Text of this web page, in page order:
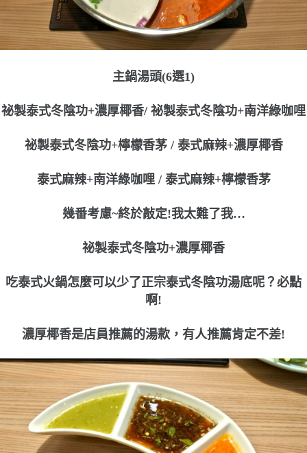
主鍋湯頭(6選1)
祕製泰式冬陰功+濃厚椰香/ 祕製泰式冬陰功+南洋綠咖哩
祕製泰式冬陰功+檸檬香茅 / 泰式麻辣+濃厚椰香
泰式麻辣+南洋綠咖哩 / 泰式麻辣+檸檬香茅
幾番考慮~終於敲定!我太難了我…
祕製泰式冬陰功+濃厚椰香
吃泰式火鍋怎麼可以少了正宗泰式冬陰功湯底呢？必點
啊!
濃厚椰香是店員推薦的湯款，有人推薦肯定不差!